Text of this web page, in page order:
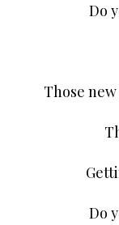
Do
Those
Do